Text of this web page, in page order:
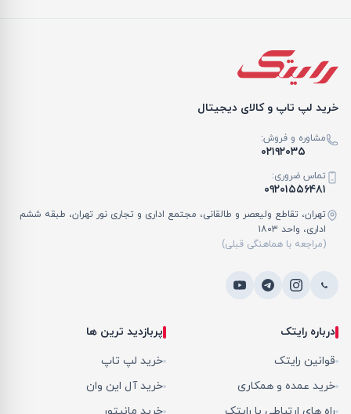
خرید لپ تاپ و کالای دیجیتال
مشاوره و فروش:
۰۲۱۹۲۰۳۵
تماس ضروری:
۰۹۲۰۱۵۵۶۴۸۱
تهران، تقاطع ولیعصر و طالقانی، مجتمع اداری و تجاری نور تهران، طبقه ششم
اداری، واحد ۱۸۰۳
(مراجعه با هماهنگی قبلی)
درباره رایتک
قوانین رایتک
خرید عمده و همکاری
پربازدید ترین ها
خرید لپ تاپ
خرید آل این وان